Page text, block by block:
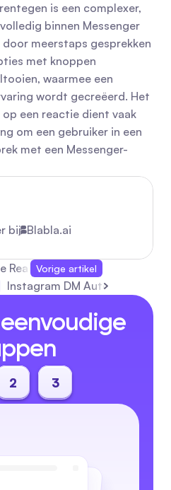
is een complexer,
binnen Messenger
meerstaps gesprekken
met knoppen
waarmee een
wordt gecreëerd. Het
een reactie dient vaak
om een gebruiker in een
met een Messenger-
bij Blabla.ai
Reacties op Facebook:
Vorige artikel
Instagram DM
2 3